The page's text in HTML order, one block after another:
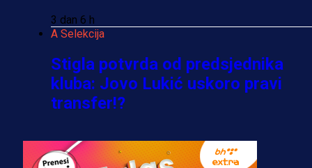
3 dan 6 h
A Selekcija
Stigla potvrda od predsjednika
kluba: Jovo Lukić uskoro pravi
transfer!?
A Selekcija